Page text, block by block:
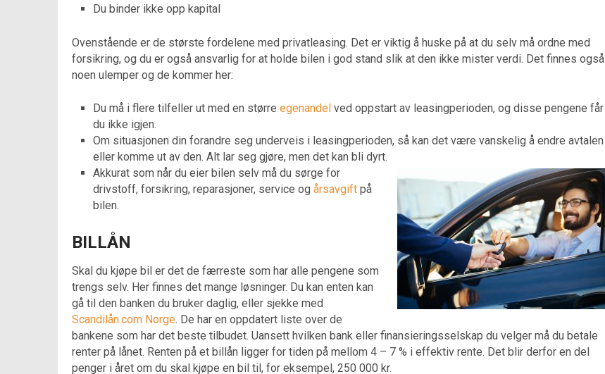
Du binder ikke opp kapital
Ovenstående er de største fordelene med privatleasing. Det er viktig å huske på at du selv må ordne med
forsikring, og du er også ansvarlig for at holde bilen i god stand slik at den ikke mister verdi. Det finnes også
noen ulemper og de kommer her:
Du må i flere tilfeller ut med en større egenandel ved oppstart av leasingperioden, og disse pengene får
du ikke igjen.
Om situasjonen din forandre seg underveis i leasingperioden, så kan det være vanskelig å endre avtalen
eller komme ut av den. Alt lar seg gjøre, men det kan bli dyrt.
Akkurat som når du eier bilen selv må du sørge for
drivstoff, forsikring, reparasjoner, service og årsavgift på
bilen.
BILLÅN
Skal du kjøpe bil er det de færreste som har alle pengene som
trengs selv. Her finnes det mange løsninger. Du kan enten kan
gå til den banken du bruker daglig, eller sjekke med
Scandilån.com Norge. De har en oppdatert liste over de
bankene som har det beste tilbudet. Uansett hvilken bank eller finansieringsselskap du velger må du betale
renter på lånet. Renten på et billån ligger for tiden på mellom 4 – 7 % i effektiv rente. Det blir derfor en del
penger i året om du skal kjøpe en bil til, for eksempel, 250 000 kr.